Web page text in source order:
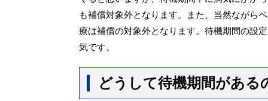
も補償対象外となります。また、当然ながら
療は補償の対象外となります。待機期間の設
気です。
どうして待機期間がある